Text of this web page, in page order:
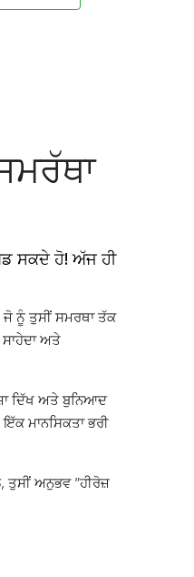
ਸਕਦੇ ਹੋ! ਅੱਜ ਹੀ
ਨੂੰ ਤੁਸੀਂ ਸਮਰਥਾ ਤੱਕ
ਅਤੇ
ਦਿੱਖ ਅਤੇ ਬੁਨਿਆਦ
ਮਾਨਸਿਕਤਾ ਭਰੀ
ਤੁਸੀਂ ਅਨੁਭਵ ”ਹੀਰੋਜ਼